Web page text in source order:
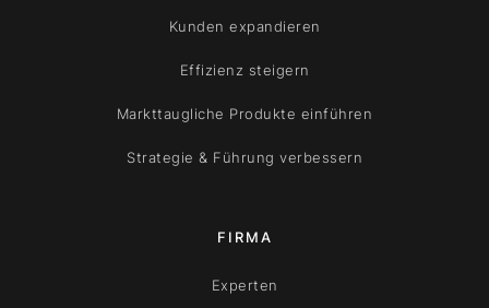
Kunden expandieren
Effizienz steigern
Markttaugliche Produkte einführen
Strategie & Führung verbessern
FIRMA
Experten